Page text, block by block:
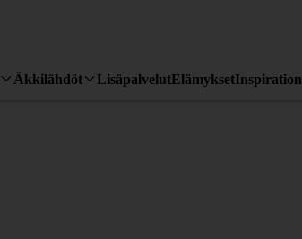
Äkkilähdöt LisäpalvelutElämyksetInspiration